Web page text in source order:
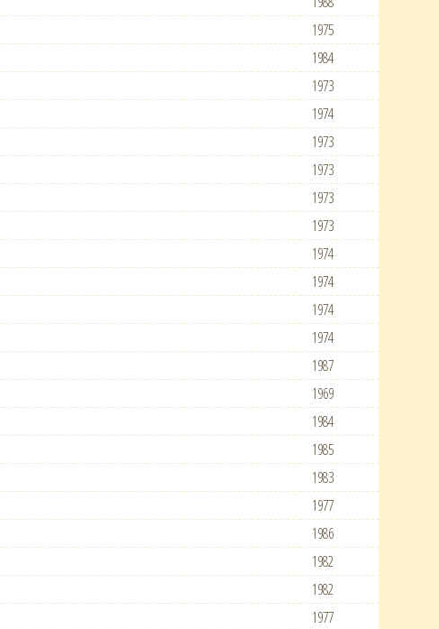
1975
1984
1973
1974
1973
1973
1973
1973
1974
1974
1974
1974
1987
1969
1984
1985
1983
1977
1986
1982
1982
1977